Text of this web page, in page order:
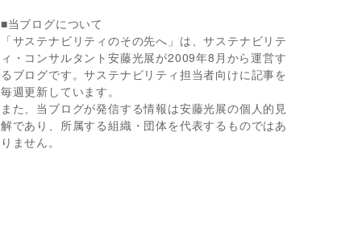
■当ブログについて
「サステナビリティのその先へ」は、サステナビリテ
ィ・コンサルタント安藤光展が2009年8月から運営す
るブログです。サステナビリティ担当者向けに記事を
毎週更新しています。
また、当ブログが発信する情報は安藤光展の個人的見
解であり、所属する組織・団体を代表するものではあ
りません。